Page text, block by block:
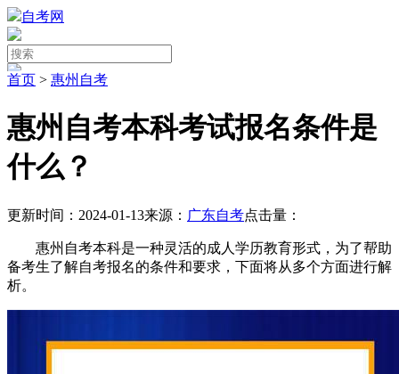
自考网
首页 > 惠州自考
惠州自考本科考试报名条件是
什么？
更新时间：2024-01-13来源： 广东自考点击量：
惠州自考本科是一种灵活的成人学历教育形式，为了帮助
备考生了解自考报名的条件和要求，下面将从多个方面进行解
析。